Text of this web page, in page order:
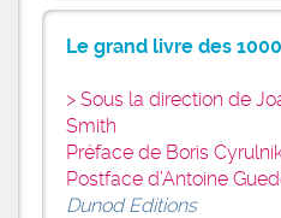
Le grand livre des
Sous la direction de
Smith
Préface de Boris
Postface d’Antoine
Dunod Editions